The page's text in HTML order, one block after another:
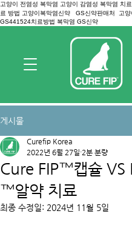
고양이 전염성 복막염 고양이 감염성 복막염 치
료 방법 고양이복막염신약 GS신약판매처 고양
GS441524치료방법 복막염 GS신약
게시물
Cure FIP™캡슐
™알약 치료
Curefip Korea
2022년 6월 27일 2분 분량
최종 수정일: 2024년 11월 5일